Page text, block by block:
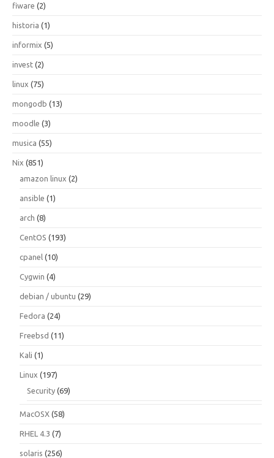
fiware (2)
historia (1)
informix (5)
invest (2)
linux (75)
mongodb (13)
moodle (3)
musica (55)
Nix (851)
amazon linux (2)
ansible (1)
arch (8)
CentOS (193)
cpanel (10)
Cygwin (4)
debian / ubuntu (29)
Fedora (24)
Freebsd (11)
Kali (1)
Linux (197)
Security (69)
MacOSX (58)
RHEL 4.3 (7)
solaris (256)